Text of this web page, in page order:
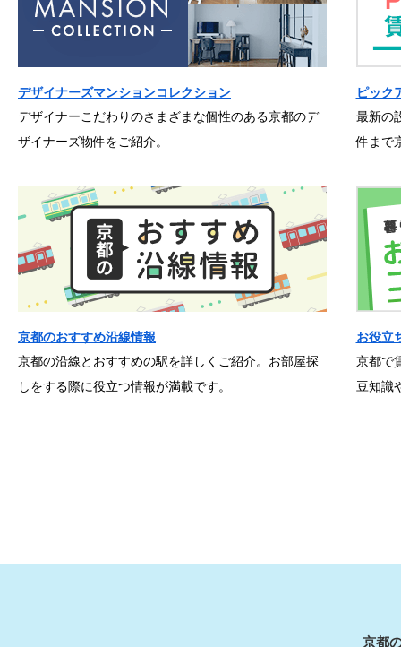
デザイナーズマンションコレクション
デザイナーこだわりのさまざまな個性のある京都のデ
ザイナーズ物件をご紹介。
ピック
最新の
件まで
京都のおすすめ沿線情報
京都の沿線とおすすめの駅を詳しくご紹介。お部屋探
しをする際に役立つ情報が満載です。
お役立
京都で
豆知識
京都